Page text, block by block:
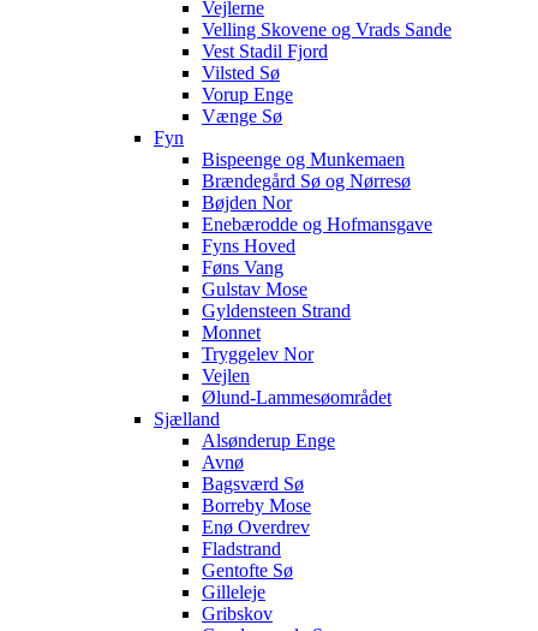
Vejlerne
Velling Skovene og Vrads Sande
Vest Stadil Fjord
Vilsted Sø
Vorup Enge
Vænge Sø
Fyn
Bispeenge og Munkemaen
Brændegård Sø og Nørresø
Bøjden Nor
Enebærodde og Hofmansgave
Fyns Hoved
Føns Vang
Gulstav Mose
Gyldensteen Strand
Monnet
Tryggelev Nor
Vejlen
Ølund-Lammesøområdet
Sjælland
Alsønderup Enge
Avnø
Bagsværd Sø
Borreby Mose
Enø Overdrev
Fladstrand
Gentofte Sø
Gilleleje
Gribskov